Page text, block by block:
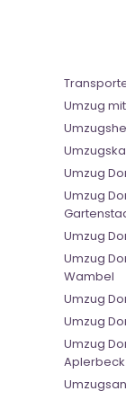
Umzug
Umzug
Umzug
Umzug
Umzug
Wambel
Umzug
Umzug
Umzug
Aplerbeck